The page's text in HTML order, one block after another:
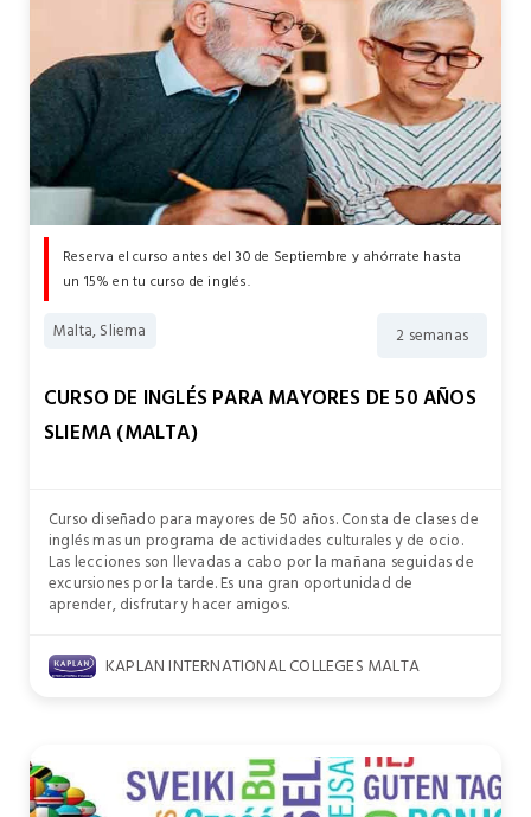
Reserva el curso antes del 30 de Septiembre y ahórrate hasta
un 15% en tu curso de inglés.
Malta, Sliema 2 semanas
CURSO DE INGLÉS PARA MAYORES DE 50 AÑOS
SLIEMA (MALTA)
Curso diseñado para mayores de 50 años. Consta de clases de
inglés mas un programa de actividades culturales y de ocio.
Las lecciones son llevadas a cabo por la mañana seguidas de
excursiones por la tarde. Es una gran oportunidad de
aprender, disfrutar y hacer amigos.
KAPLAN INTERNATIONAL COLLEGES MALTA